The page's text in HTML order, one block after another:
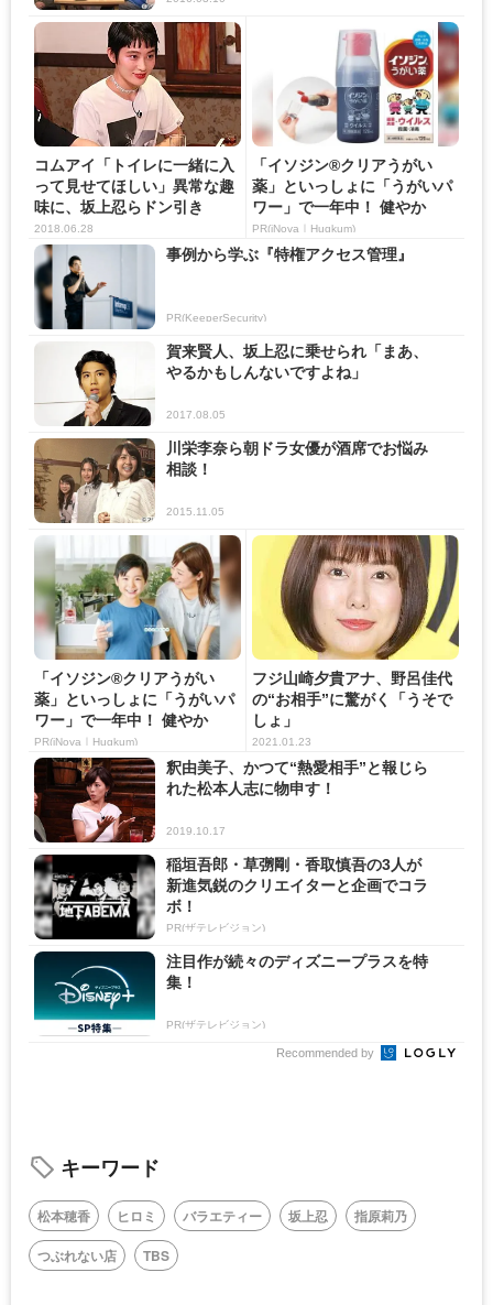
コムアイ「トイレに一緒に入
って見せてほしい」異常な趣
味に、坂上忍らドン引き
2018.06.28
「イソジン®クリアうがい
薬」といっしょに「うがいパ
ワー」で一年中！ 健やか
PR(iNova｜Hugkum)
事例から学ぶ『特権アクセス管理』
PR(KeeperSecurity)
賀来賢人、坂上忍に乗せられ「まあ、
やるかもしんないですよね」
2017.08.05
川栄李奈ら朝ドラ女優が酒席でお悩み
相談！
2015.11.05
「イソジン®クリアうがい
薬」といっしょに「うがいパ
ワー」で一年中！ 健やか
PR(iNova｜Hugkum)
フジ山崎夕貴アナ、野呂佳代
の“お相手”に驚がく「うそで
しょ」
2021.01.23
釈由美子、かつて“熱愛相手”と報じら
れた松本人志に物申す！
2019.10.17
稲垣吾郎・草彅剛・香取慎吾の3人が
新進気鋭のクリエイターと企画でコラ
ボ！
PR(ザテレビジョン)
注目作が続々のディズニープラスを特
集！
PR(ザテレビジョン)
Recommended by
キーワード
松本穂香 ヒロミ バラエティー 坂上忍
指原莉乃
つぶれない店
TBS